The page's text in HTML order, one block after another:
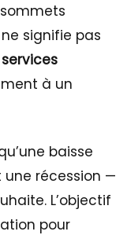
signifie pas
à un
baisse
récession —
L’objectif
pour